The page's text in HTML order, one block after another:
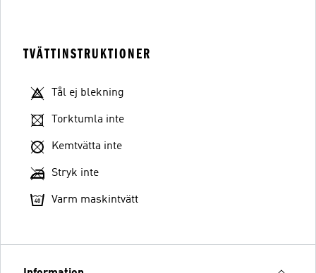
TVÄTTINSTRUKTIONER
Tål ej blekning
Torktumla inte
Kemtvätta inte
Stryk inte
Varm maskintvätt